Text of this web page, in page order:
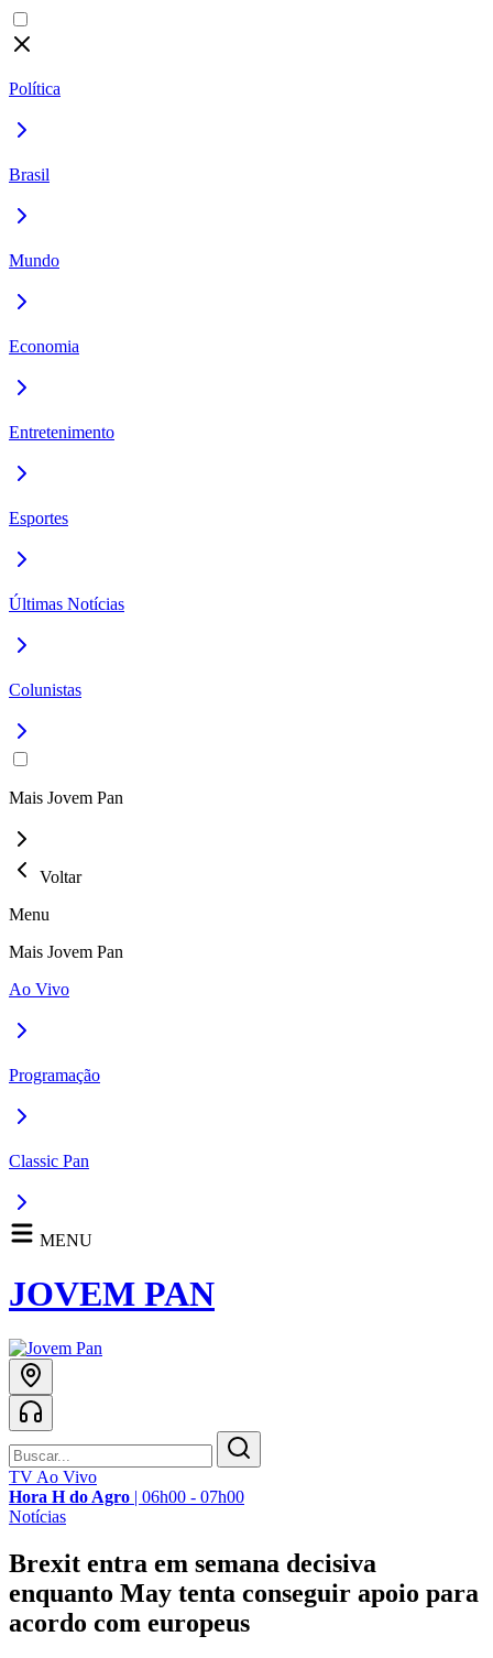
Política
Brasil
Mundo
Economia
Entretenimento
Esportes
Últimas Notícias
Colunistas
Mais Jovem Pan
Voltar
Menu
Mais Jovem Pan
Ao Vivo
Programação
Classic Pan
MENU
JOVEM PAN
TV Ao Vivo
Hora H do Agro | 06h00 - 07h00
Notícias
Brexit entra em semana decisiva
enquanto May tenta conseguir apoio para
acordo com europeus